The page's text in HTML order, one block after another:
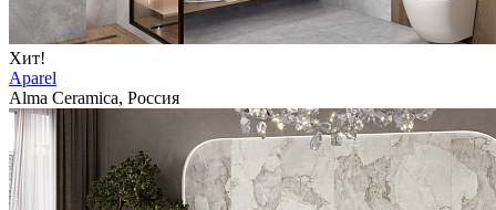
Хит!
Aparel
Alma Ceramica, Россия